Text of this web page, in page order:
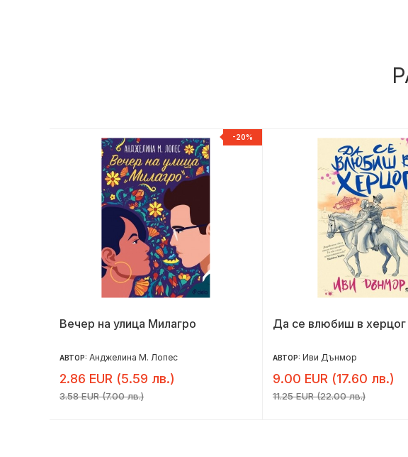
-20%
Вечер на улица Милагро
АВТОР: Анджелина М. Лопес
2.86 EUR (5.59 лв.)
3.58 EUR (7.00 лв.)
Да се влюбиш в херцог
АВТОР: Иви Дънмор
9.00 EUR (17.60 лв.)
11.25 EUR (22.00 лв.)